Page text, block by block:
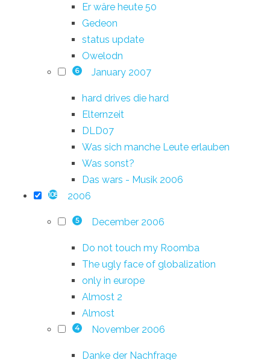
Er wäre heute 50
Gedeon
status update
Owelodn
6 January 2007
hard drives die hard
Elternzeit
DLD07
Was sich manche Leute erlauben
Was sonst?
Das wars - Musik 2006
108 2006
5 December 2006
Do not touch my Roomba
The ugly face of globalization
only in europe
Almost 2
Almost
4 November 2006
Danke der Nachfrage